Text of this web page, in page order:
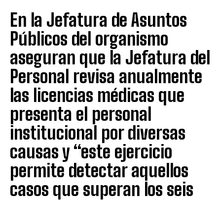
En la Jefatura de Asuntos
Públicos del organismo
aseguran que la Jefatura del
Personal revisa anualmente
las licencias médicas que
presenta el personal
institucional por diversas
causas y “este ejercicio
permite detectar aquellos
casos que superan los seis